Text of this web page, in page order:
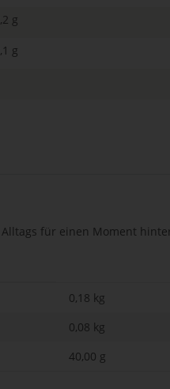
g
g
für einen Moment
0,18 kg
0,08 kg
40,00 g